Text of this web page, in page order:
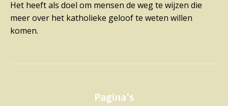
Het heeft als doel om mensen de weg te wijzen die
meer over het katholieke geloof te weten willen
komen.
Pagina's